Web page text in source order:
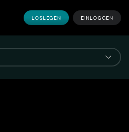
LOSLEGEN EINLOGGEN